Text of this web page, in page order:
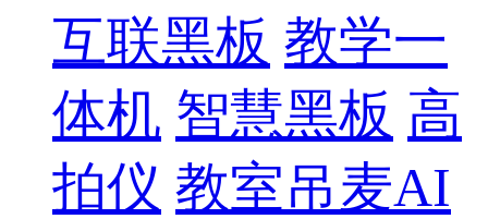
互联黑板 教学一
体机 智慧黑板 高
拍仪 教室吊麦AI